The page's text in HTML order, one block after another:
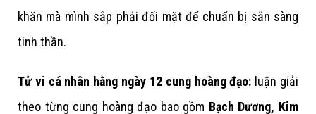
khăn mà mình sắp phải đối mặt để chuẩn bị sẵn sàng
tinh thần.
Tử vi cá nhân hằng ngày 12 cung hoàng đạo: luận giải
theo từng cung hoàng đạo bao gồm Bạch Dương, Kim